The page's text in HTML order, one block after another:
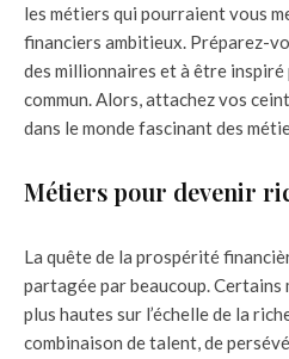
les métiers qui pourraient vous
financiers ambitieux. Préparez-
des millionnaires et à être
commun. Alors, attachez vos
dans le monde fascinant des
Métiers pour devenir
La quête de la prospérité
partagée par beaucoup.
plus hautes sur l’échelle de la
combinaison de talent, de